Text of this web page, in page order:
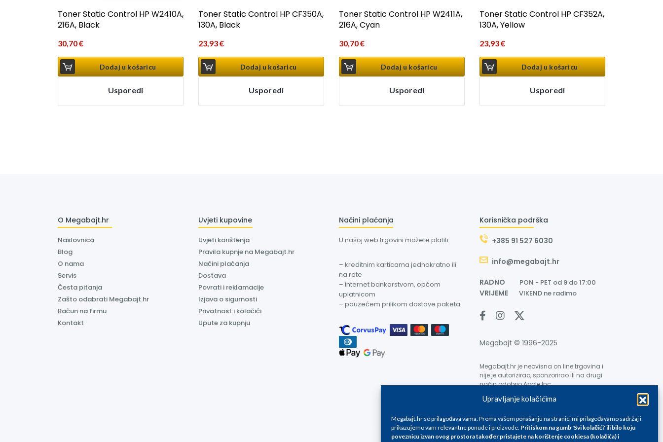
Upravljanje kolačićima
Megabajt.hr se prilagođava vama. Prema vašem ponašanju na stranici mi prilagođavamo sadržaj i
prikazujemo vam relevantne ponude i proizvode. Pritiskom na gumb 'Svi kolačići' ili bilo koju
poveznicu izvan ovog prostora također pristajete na korištenje cookiesa (kolačića) i
Toner Static Control HP W2410A,
216A, Black
30,70€
Dodaj u košaricu
Usporedi
Toner Static Control HP CF350A,
130A, Black
23,93€
Dodaj u košaricu
Usporedi
Toner Static Control HP W2411A,
216A, Cyan
30,70€
Dodaj u košaricu
Usporedi
Toner Static Control HP CF352A,
130A, Yellow
23,93€
Dodaj u košaricu
Usporedi
O Megabajt.hr
Naslovnica
Blog
O nama
Servis
Česta pitanja
Zašto odabrati Megabajt.hr
Račun na firmu
Kontakt
Uvjeti kupovine
Uvjeti korištenja
Pravila kupnje na Megabajt.hr
Načini plaćanja
Dostava
Povrati i reklamacije
Izjava o sigurnosti
Privatnost i kolačići
Upute za kupnju
Načini plaćanja
U našoj web trgovini možete platiti:
– kreditnim karticama jednokratno ili
na rate
– internet bankarstvom, općom
uplatnicom
– pouzećem prilikom dostave paketa
Korisnička podrška
+385 91 527 6030
info@megabajt.hr
RADNO PON - PET od 9 do 17:00
VRIJEME VIKEND ne radimo
Megabajt © 1996-2025
Megabajt.hr je neovisna on line trgovina i
nije je autorizirao, sponzorirao ili na drugi
način odobrio Apple Inc.